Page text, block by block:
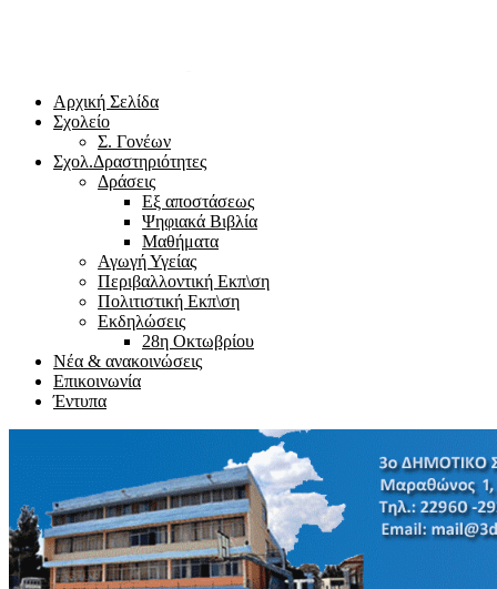
Αρχική Σελίδα
Σχολείο
Σ. Γονέων
Σχολ.Δραστηριότητες
Δράσεις
Εξ αποστάσεως
Ψηφιακά Βιβλία
Μαθήματα
Αγωγή Υγείας
Περιβαλλοντική Εκπ\ση
Πολιτιστική Εκπ\ση
Εκδηλώσεις
28η Οκτωβρίου
Νέα & ανακοινώσεις
Επικοινωνία
Έντυπα